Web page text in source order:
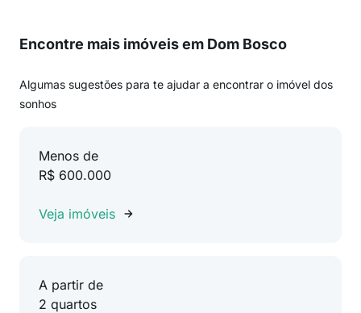
Encontre mais imóveis em Dom Bosco
Algumas sugestões para te ajudar a encontrar o imóvel dos
sonhos
Menos de
R$ 600.000
Veja imóveis
A partir de
2 quartos